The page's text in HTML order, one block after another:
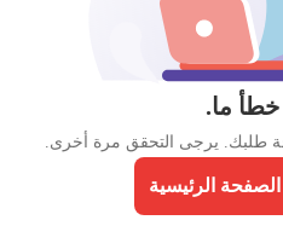
ما.
طلبك. يرجى التحقق مرة أخرى.
الصفحة الرئيسية